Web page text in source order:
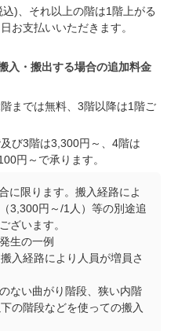
)、それ以上の階は1階上がる
お支払いいただきます。
入・搬出する場合の追加料金
までは無料、3階以降は1階ご
び3階は3,300円～、4階は
円～で承ります。
に限ります。搬入経路によ
3,300円～/1人）等の別途追
ざいます。
生の一例
入経路により人員が増員さ
ない曲がり階段、狭い内階
の階段などを使っての搬入